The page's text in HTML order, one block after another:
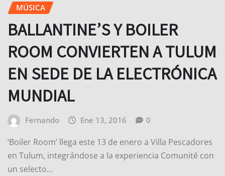
MÚSICA
BALLANTINE’S Y BOILER
ROOM CONVIERTEN A TULUM
EN SEDE DE LA ELECTRÓNICA
MUNDIAL
Fernando Ene 13, 2016 0
‘Boiler Room’ llega este 13 de enero a Villa Pescadores
en Tulum, integrándose a la experiencia Comunité con
un selecto…